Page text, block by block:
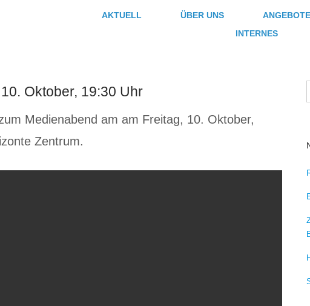
AKTUELL ÜBER UNS ANGEBOTE
INTERNES
Oktober, 19:30 Uhr
Medienabend am am Freitag, 10. Oktober,
Zentrum.